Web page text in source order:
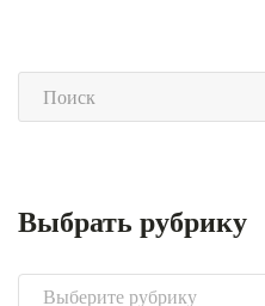
Выбрать рубрику
Выбрать